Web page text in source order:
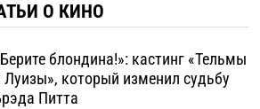
О КИНО
блондина!»: кастинг «Тельмы
Луизы», который изменил судьбу
Питта